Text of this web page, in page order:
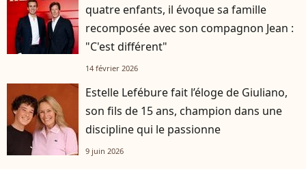
quatre enfants, il évoque sa famille
recomposée avec son compagnon Jean :
"C'est différent"
14 février 2026
Estelle Lefébure fait l’éloge de Giuliano,
son fils de 15 ans, champion dans une
discipline qui le passionne
9 juin 2026